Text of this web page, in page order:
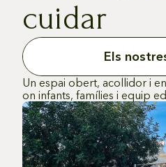
cuidar
Els
Un espai obert, acollidor i
on infants, famílies i equip